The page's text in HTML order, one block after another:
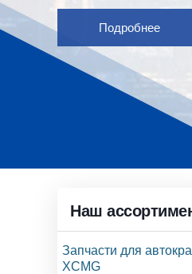
Подробнее
Наш
Запчасти для
XCMG